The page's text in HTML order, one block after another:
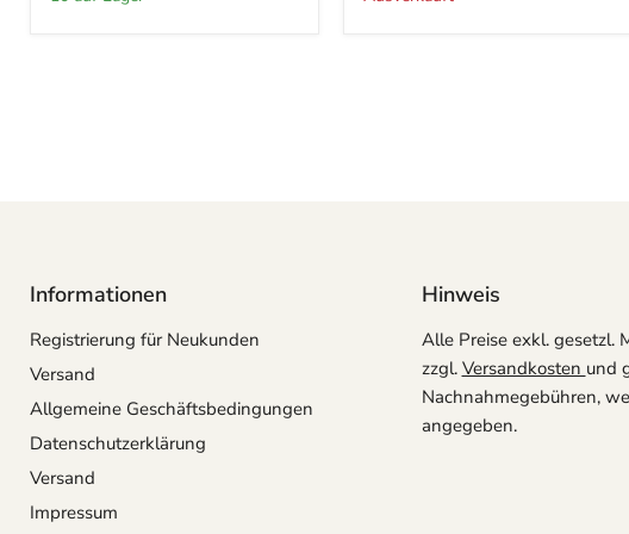
Informationen
Registrierung für Neukunden
Versand
Allgemeine Geschäftsbedingungen
Datenschutzerklärung
Versand
Impressum
Hinweis
Alle Preise exkl. gesetzl.
zzgl. Versandkosten und
Nachnahmegebühren,
angegeben.